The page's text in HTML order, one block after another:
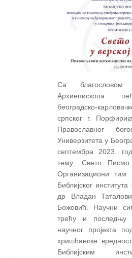
Са благословом
Архиепископа
београдско-
српског г.
Православног
Универзитета у
септембра 2023.
тему „Свето Писмо
Организациони тим
Библијског
др Владан
Божовић. Научни
трећу и последњу
научног пројекта
хришћанске
Библијским